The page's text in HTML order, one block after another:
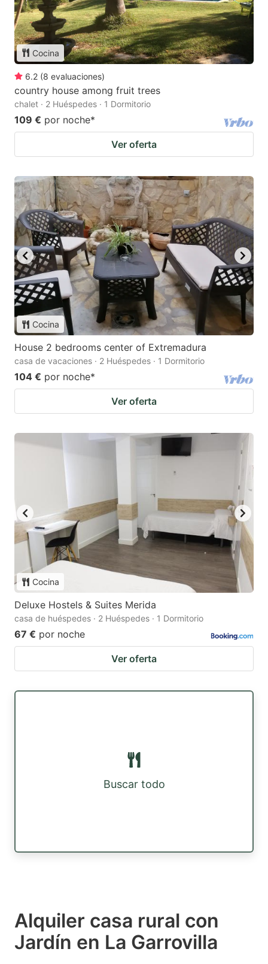
Cocina
6.2 (8 evaluaciones)
country house among fruit trees
chalet · 2 Huéspedes · 1 Dormitorio
109 € por noche*
Ver oferta
Cocina
House 2 bedrooms center of Extremadura
casa de vacaciones · 2 Huéspedes · 1 Dormitorio
104 € por noche*
Ver oferta
Cocina
Deluxe Hostels & Suites Merida
casa de huéspedes · 2 Huéspedes · 1 Dormitorio
67 € por noche
Ver oferta
Buscar todo
Alquiler casa rural con
Jardín en La Garrovilla